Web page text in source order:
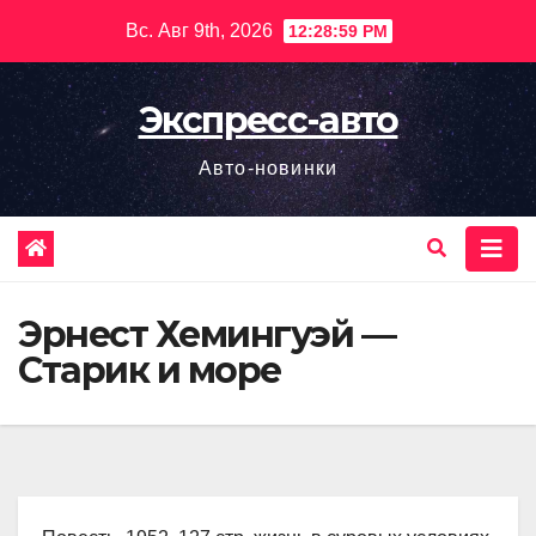
содержимому
Вс. Авг 9th, 2026 12:29:00 PM
Экспресс-авто
Авто-новинки
Эрнест Хемингуэй —
Старик и море